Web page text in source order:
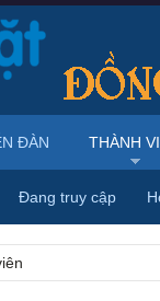
ĐÀN THÀNH
Đang truy cập